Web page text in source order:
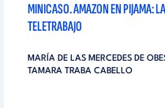
MINICASO. AMAZON EN PIJAMA:
TELETRABAJO
MARÍA DE LAS MERCEDES DE
TAMARA TRABA CABELLO